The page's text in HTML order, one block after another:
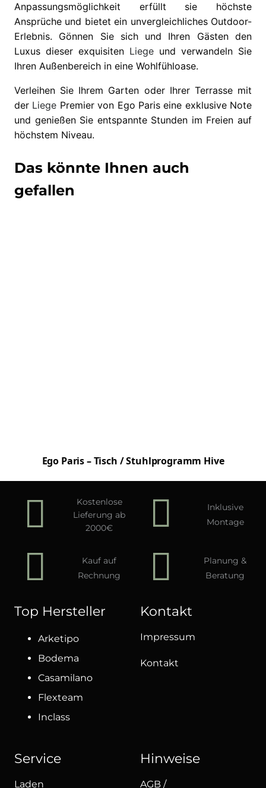
Anpassungsmöglichkeit erfüllt sie höchste
Ansprüche und bietet ein unvergleichliches Outdoor-
Erlebnis. Gönnen Sie sich und Ihren Gästen den
Luxus dieser exquisiten Liege und verwandeln Sie
Ihren Außenbereich in eine Wohlfühloase.
Verleihen Sie Ihrem Garten oder Ihrer Terrasse mit
der Liege Premier von Ego Paris eine exklusive Note
und genießen Sie entspannte Stunden im Freien auf
höchstem Niveau.
Das könnte Ihnen auch
gefallen
Ego Paris – Tisch / Stuhlprogramm Hive
Kostenlose
Lieferung ab
2000€
Inklusive
Montage
Kauf auf
Rechnung
Planung &
Beratung
Top Hersteller
Arketipo
Bodema
Casamilano
Flexteam
Inclass
Kontakt
Impressum
Kontakt
Service
Laden
Hinweise
AGB /